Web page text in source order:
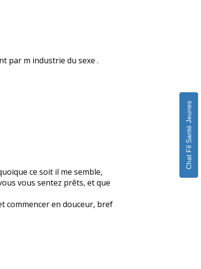
par m industrie du sexe .
ce soit il me semble,
vous sentez prêts, et que
commencer en douceur, bref
Chat Fil Santé Jeunes